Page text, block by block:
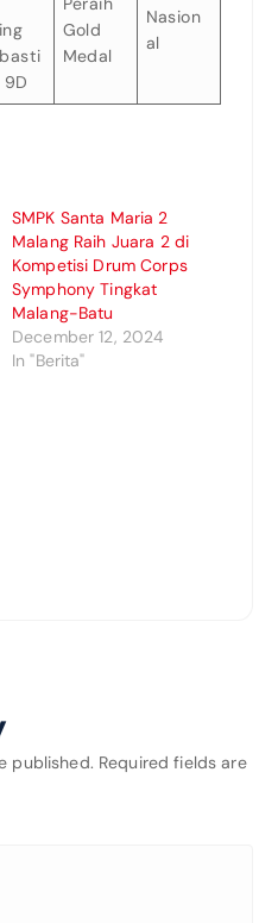
9D
Gold
Medal
Nasion
al
SMPK Santa Maria 2
Malang Raih Juara 2 di
Kompetisi Drum Corps
Symphony Tingkat
Malang-Batu
December 12, 2024
In "Berita"
published. Required fields are